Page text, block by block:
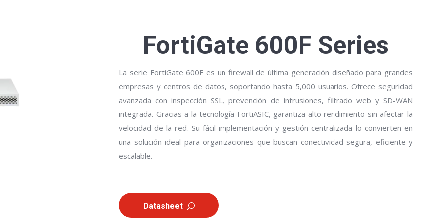
FortiGate 600F Series
La serie FortiGate 600F es un firewall de última generación diseñado para grandes
empresas y centros de datos, soportando hasta 5,000 usuarios. Ofrece seguridad
avanzada con inspección SSL, prevención de intrusiones, filtrado web y SD-WAN
integrada. Gracias a la tecnología FortiASIC, garantiza alto rendimiento sin afectar la
velocidad de la red. Su fácil implementación y gestión centralizada lo convierten en
una solución ideal para organizaciones que buscan conectividad segura, eficiente y
escalable.
Datasheet